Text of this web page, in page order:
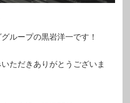
ループの黒岩洋一です！
ただきありがとうございま